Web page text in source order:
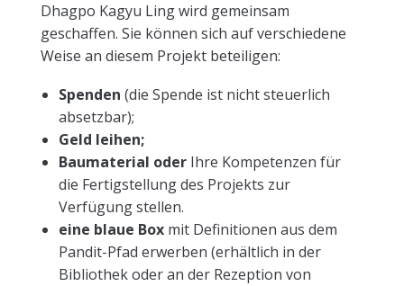
Dhagpo Kagyu Ling wird gemeinsam
geschaffen. Sie können sich auf verschiedene
Weise an diesem Projekt beteiligen:
Spenden (die Spende ist nicht steuerlich
absetzbar);
Geld leihen;
Baumaterial oderIhre Kompetenzen für
die Fertigstellung des Projekts zur
Verfügung stellen.
eine blaue Boxmit Definitionen aus dem
Pandit-Pfad erwerben (erhältlich in der
Bibliothek oder an der Rezeption von